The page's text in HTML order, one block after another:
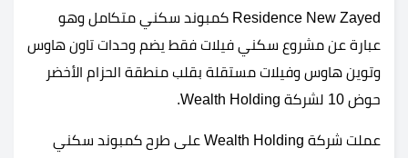
Residence New Zayed كمبوند سكني متكامل وهو
عبارة عن مشروع سكني فيلات فقط يضم وحدات تاون هاوس
وتوين هاوس وفيلات مستقلة بقلب منطقة الحزام الأخضر
حوض 10 لشركة Wealth Holding.
عملت شركة Wealth Holding على طرح كمبوند سكني